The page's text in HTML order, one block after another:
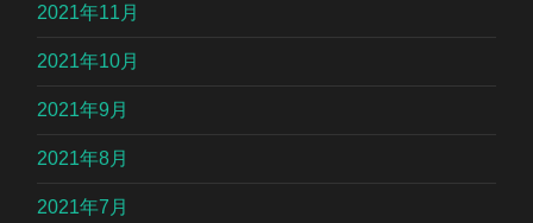
2021年11月
2021年10月
2021年9月
2021年8月
2021年7月